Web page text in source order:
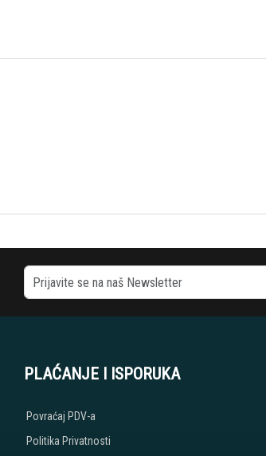
PLAĆANJE I ISPORUKA
Povraćaj PDV-a
Politika Privatnosti